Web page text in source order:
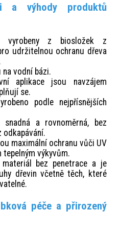
a výhody produktů
vyrobeny z biosložek z
udržitelnou ochranu dřeva
vodní bázi.
aplikace jsou navzájem
se.
podle nejpřísnějších
a rovnoměrná, bez
maximální ochranu vůči UV
tepelným výkyvům.
bez penetrace a je
dřevin včetně těch, které
péče a přirozený